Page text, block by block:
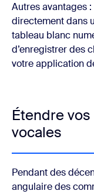
Autres avantages
directement dans
tableau blanc
d’enregistrer des
votre application
Étendre
vocales
Pendant des
angulaire des